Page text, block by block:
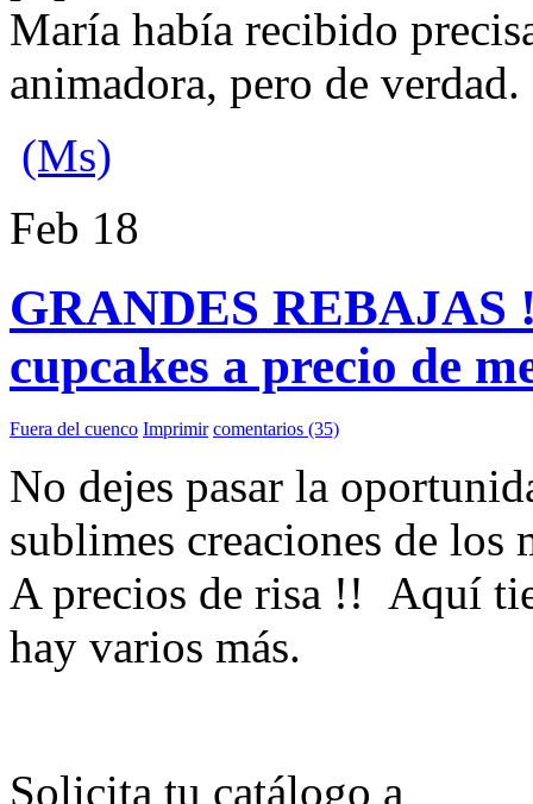
María había recibido
animadora, pero de verdad.
(Ms)
Feb 18
GRANDES REBAJAS
cupcakes a precio de
Fuera del cuenco Imprimir comentarios (35)
No dejes pasar la
sublimes creaciones de los
A precios de risa !! Aquí
hay varios más.
Solicita tu catálogo a